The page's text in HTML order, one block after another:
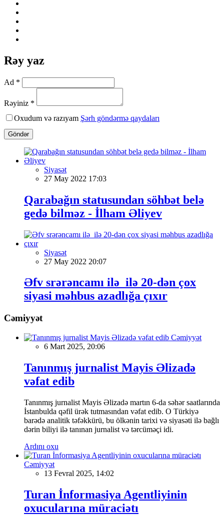
Rəy yaz
Ad *
Rəyiniz *
Oxudum və razıyam Şərh göndərmə qaydaları
Göndər
Siyasət
27 May 2022 17:03
Qarabağın statusundan söhbət belə
gedə bilməz - İlham Əliyev
Siyasət
27 May 2022 20:07
Əfv srərəncamı ilə ilə 20-dən çox
siyasi məhbus azadlığa çıxır
Cəmiyyət
Cəmiyyət
6 Mart 2025, 20:06
Tanınmış jurnalist Mayis Əlizadə
vəfat edib
Tanınmış jurnalist Mayis Əlizadə martın 6-da səhər saatlarında
İstanbulda qəfil ürək tutmasından vəfat edib. O Türkiyə
barədə analitik təfəkkürü, bu ölkənin tarixi və siyasəti ilə bağlı
dərin biliyi ilə tanınan jurnalist və tərcüməçi idi.
Ardını oxu
Cəmiyyət
13 Fevral 2025, 14:02
Turan İnformasiya Agentliyinin
oxucularına müraciətı